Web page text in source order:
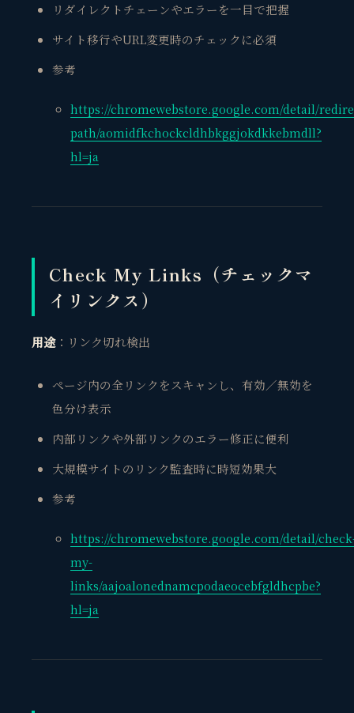
リダイレクトチェーンやエラーを一目で把握
サイト移行やURL変更時のチェックに必須
参考
https://chromewebstore.google.com/detail/
path/aomidfkchockcldhbkggjokdkkebmdll?
hl=ja
Check My Links（チェックマ
イリンクス）
用途：リンク切れ検出
ページ内の全リンクをスキャンし、有効／無効を
色分け表示
内部リンクや外部リンクのエラー修正に便利
大規模サイトのリンク監査時に時短効果大
参考
https://chromewebstore.google.com/detail/
my-
links/aajoalonednamcpodaeocebfgldhcpbe?
hl=ja